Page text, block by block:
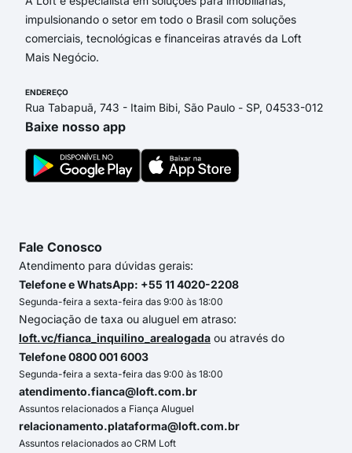
impulsionando o setor em todo o Brasil com soluções
comerciais, tecnológicas e financeiras através da Loft
Mais Negócio.
ENDEREÇO
Rua Tabapuã, 743 - Itaim Bibi, São Paulo - SP, 04533-012
Baixe nosso app
Fale Conosco
Atendimento para dúvidas gerais:
Telefone e WhatsApp: +55 11 4020-2208
Segunda-feira a sexta-feira das 9:00 às 18:00
Negociação de taxa ou aluguel em atraso:
loft.vc/fianca_inquilino_arealogada ou através do
Telefone 0800 001 6003
Segunda-feira a sexta-feira das 9:00 às 18:00
atendimento.fianca@loft.com.br
Assuntos relacionados a Fiança Aluguel
relacionamento.plataforma@loft.com.br
Assuntos relacionados ao CRM Loft